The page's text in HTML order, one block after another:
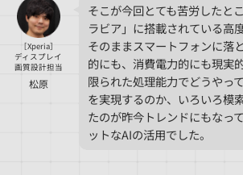
［Xperia］
ディスプレイ
画質設計担当
松原
そこが今回とても苦労したと
ラビア」に搭載されている高
そのままスマートフォンに落
的にも、消費電力的にも現実
限られた処理能力でどうやっ
を実現するのか、いろいろ模
たのが昨今トレンドにもなっ
ットなAIの活用でした。